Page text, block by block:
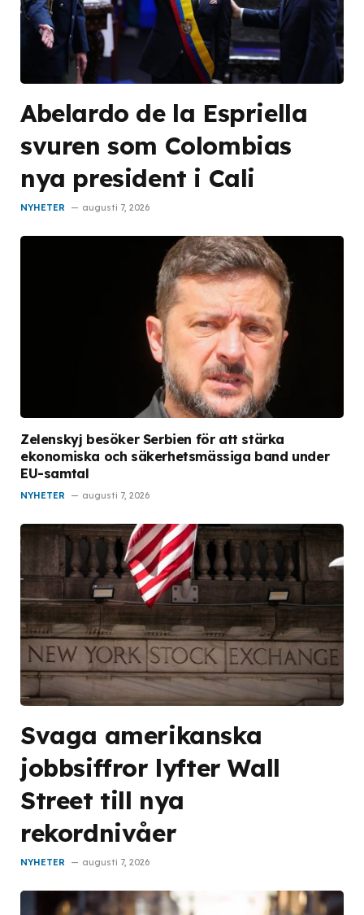
Abelardo de la Espriella
svuren som Colombias
nya president i Cali
NYHETER augusti 7, 2026
Zelenskyj besöker Serbien för att stärka
ekonomiska och säkerhetsmässiga band under
EU-samtal
NYHETER augusti 7, 2026
Svaga amerikanska
jobbsiffror lyfter Wall
Street till nya
rekordnivåer
NYHETER augusti 7, 2026